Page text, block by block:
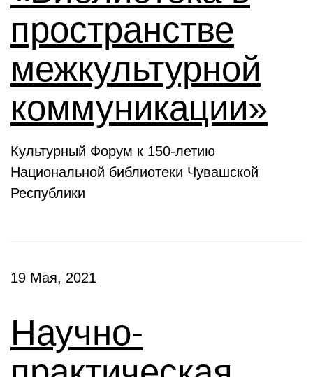
пространстве
межкультурной
коммуникации»
Культурный Форум к 150-летию
Национальной библиотеки Чувашской
Республики
19 Мая, 2021
Научно-